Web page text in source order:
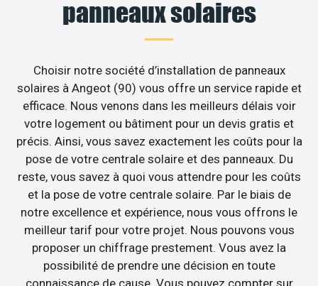
panneaux solaires
Choisir notre société d’installation de panneaux
solaires à Angeot (90) vous offre un service rapide et
efficace. Nous venons dans les meilleurs délais voir
votre logement ou bâtiment pour un devis gratis et
précis. Ainsi, vous savez exactement les coûts pour la
pose de votre centrale solaire et des panneaux. Du
reste, vous savez à quoi vous attendre pour les coûts
et la pose de votre centrale solaire. Par le biais de
notre excellence et expérience, nous vous offrons le
meilleur tarif pour votre projet. Nous pouvons vous
proposer un chiffrage prestement. Vous avez la
possibilité de prendre une décision en toute
connaissance de cause. Vous pouvez compter sur